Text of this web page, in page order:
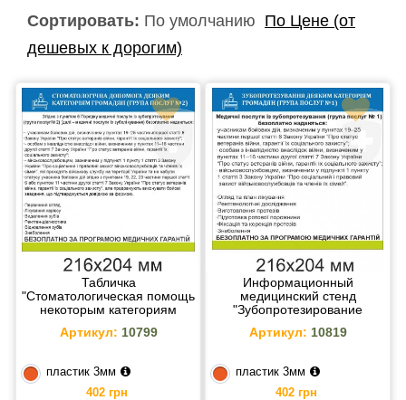
Сортировать: По умолчанию По Цене (от
дешевых к дорогим)
Табличка
"Стоматологическая помощь
некоторым категориям
Артикул: 10799
пластик 3мм
402 грн
Информационный
медицинский стенд
"Зубопротезирование
граждан" 216х204 мм
Артикул: 10819
пластик 3мм
402 грн